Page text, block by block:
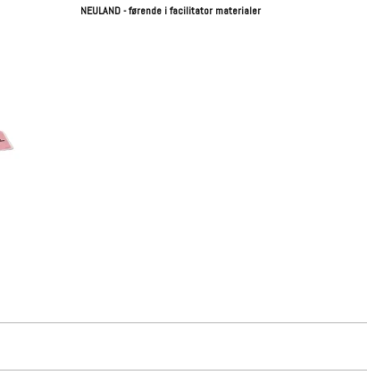
NEULAND - førende i facilitator materialer